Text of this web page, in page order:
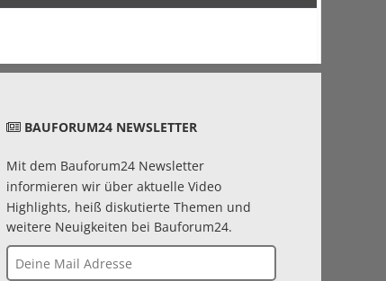
BAUFORUM24 NEWSLETTER
Mit dem Bauforum24 Newsletter
informieren wir über aktuelle Video
Highlights, heiß diskutierte Themen und
weitere Neuigkeiten bei Bauforum24.